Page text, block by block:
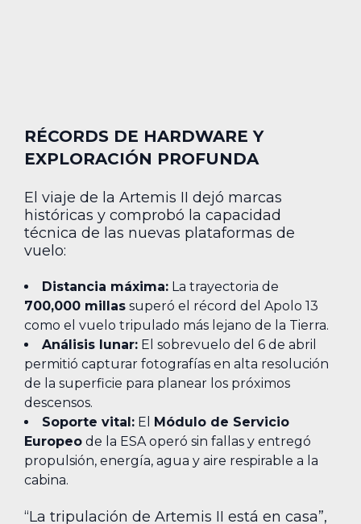
RÉCORDS DE HARDWARE Y
EXPLORACIÓN PROFUNDA
El viaje de la Artemis II dejó marcas
históricas y comprobó la capacidad
técnica de las nuevas plataformas de
vuelo:
Distancia máxima: La trayectoria de
700,000 millas superó el récord del Apolo 13
como el vuelo tripulado más lejano de la Tierra.
Análisis lunar: El sobrevuelo del 6 de abril
permitió capturar fotografías en alta resolución
de la superficie para planear los próximos
descensos.
Soporte vital: El Módulo de Servicio
Europeo de la ESA operó sin fallas y entregó
propulsión, energía, agua y aire respirable a la
cabina.
“La tripulación de Artemis II está en casa”,